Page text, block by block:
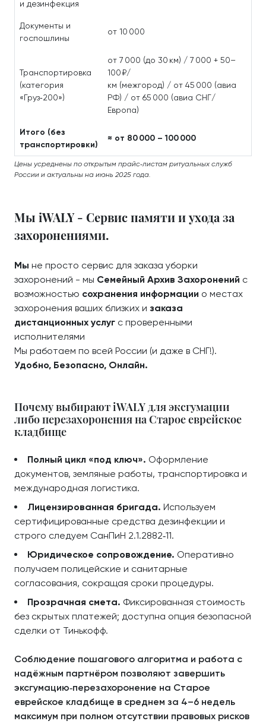
и дезинфекция
Документы и
госпошлины
от 10 000
Транспортировка
(категория
«Груз‑200»)
от 7 000 (до 30 км) / 7 000 + 50–
100 ₽/
км (межгород) / от 45 000 (авиа
РФ) / от 65 000 (авиа СНГ/
Европа)
Итого (без
транспортировки)
≈ от 80 000 – 100 000
Цены усреднены по открытым прайс‑листам ритуальных служб
России и актуальны на июнь 2025 года.
Мы iWALY - Сервис памяти и ухода за
захоронениями.
Мы не просто сервис для заказа уборки
захоронений - мы Семейный Архив Захоронений с
возможностью сохранения информации о местах
захоронения ваших близких и заказа
дистанционных услуг с проверенными
исполнителями
Мы работаем по всей России (и даже в СНГ!).
Удобно, Безопасно, Онлайн.
Почему выбирают iWALY для эксгумации
либо перезахоронения на Старое еврейское
кладбище
Полный цикл «под ключ». Оформление
документов, земляные работы, транспортировка и
международная логистика.
Лицензированная бригада. Используем
сертифицированные средства дезинфекции и
строго следуем СанПиН 2.1.2882‑11.
Юридическое сопровождение. Оперативно
получаем полицейские и санитарные
согласования, сокращая сроки процедуры.
Прозрачная смета. Фиксированная стоимость
без скрытых платежей; доступна опция безопасной
сделки от Тинькофф.
Соблюдение пошагового алгоритма и работа с
надёжным партнёром позволяют завершить
эксгумацию‑перезахоронение на Старое
еврейское кладбище в среднем за 4–6 недель
максимум при полном отсутствии правовых рисков